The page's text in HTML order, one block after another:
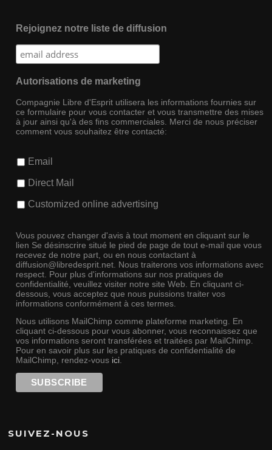
Rejoignez notre liste de diffusion
Autorisations de marketing
Compagnie Libre d'Esprit utilisera les informations fournies sur
ce formulaire pour vous contacter et vous transmettre des mises
à jour ainsi qu'à des fins commerciales. Merci de nous préciser
comment vous souhaitez être contacté:
Email
Direct Mail
Customized online advertising
Vous pouvez changer d'avis à tout moment en cliquant sur le
lien Se désinscrire situé le pied de page de tout e-mail que vous
recevez de notre part, ou en nous contactant à
diffusion@libredesprit.net. Nous traiterons vos informations avec
respect. Pour plus d'informations sur nos pratiques de
confidentialité, veuillez visiter notre site Web. En cliquant ci-
dessous, vous acceptez que nous puissions traiter vos
informations conformément à ces termes.
Nous utilisons MailChimp comme plateforme marketing. En
cliquant ci-dessous pour vous abonner, vous reconnaissez que
vos informations seront transférées et traitées par MailChimp.
Pour en savoir plus sur les pratiques de confidentialité de
MailChimp, rendez-vous ici.
SUIVEZ-NOUS